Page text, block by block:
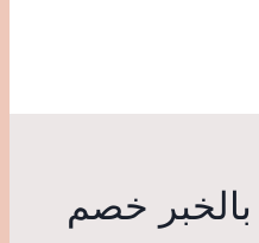
خصم